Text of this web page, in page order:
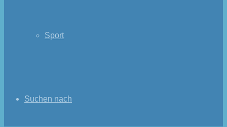
Sport
Suchen nach